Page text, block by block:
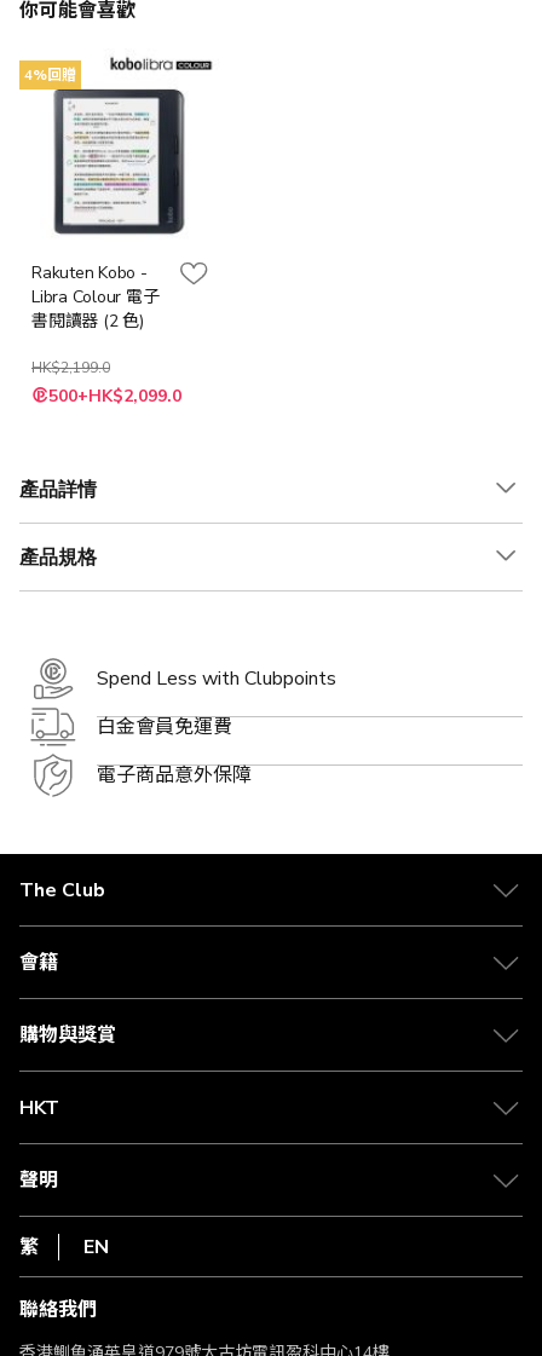
你可能會喜歡
4%回贈
Rakuten Kobo -
Libra Colour 電子
書閱讀器 (2 色)
HK$2,199.0
500+HK$2,099.0
產品詳情
產品規格
Spend Less with Clubpoints
白金會員免運費
電子商品意外保障
The Club
關於 The Club
合作夥伴
媒體中心
會籍
會籍及專屬禮遇
賺取積分
購物與獎賞
物流與配送
Club Shopping 商品領取站
常見問題
HKT
csl.
1010
HKT
聲明
私隱聲明
使用條款
條款及細則
不歧視及不騷擾聲明
認可牌照及通告
繁 EN
聯絡我們